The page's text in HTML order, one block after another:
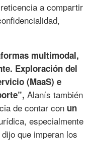
a compartir
multimodal,
Exploración del
(MaaS) e
Alanís también
de contar con un
especialmente
que imperan los